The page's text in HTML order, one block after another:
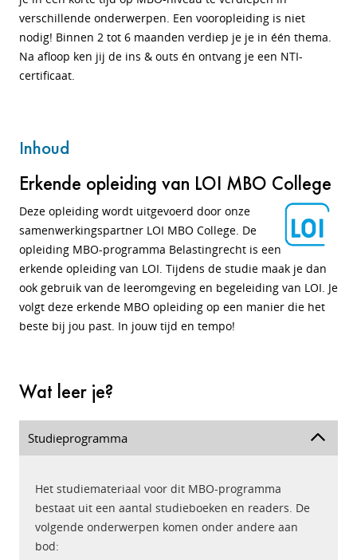
verschillende onderwerpen. Een vooropleiding is niet
nodig! Binnen 2 tot 6 maanden verdiep je je in één thema.
Na afloop ken jij de ins & outs én ontvang je een NTI-
certificaat.
Inhoud
Erkende opleiding van LOI MBO College
Deze opleiding wordt uitgevoerd door onze
samenwerkingspartner LOI MBO College. De
opleiding MBO-programma Belastingrecht is een
erkende opleiding van LOI. Tijdens de studie maak je dan
ook gebruik van de leeromgeving en begeleiding van LOI. Je
volgt deze erkende MBO opleiding op een manier die het
beste bij jou past. In jouw tijd en tempo!
Wat leer je?
Studieprogramma
Het studiemateriaal voor dit MBO-programma
bestaat uit een aantal studieboeken en readers. De
volgende onderwerpen komen onder andere aan
bod: